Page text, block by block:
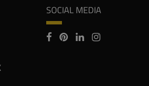
SOCIAL MEDIA